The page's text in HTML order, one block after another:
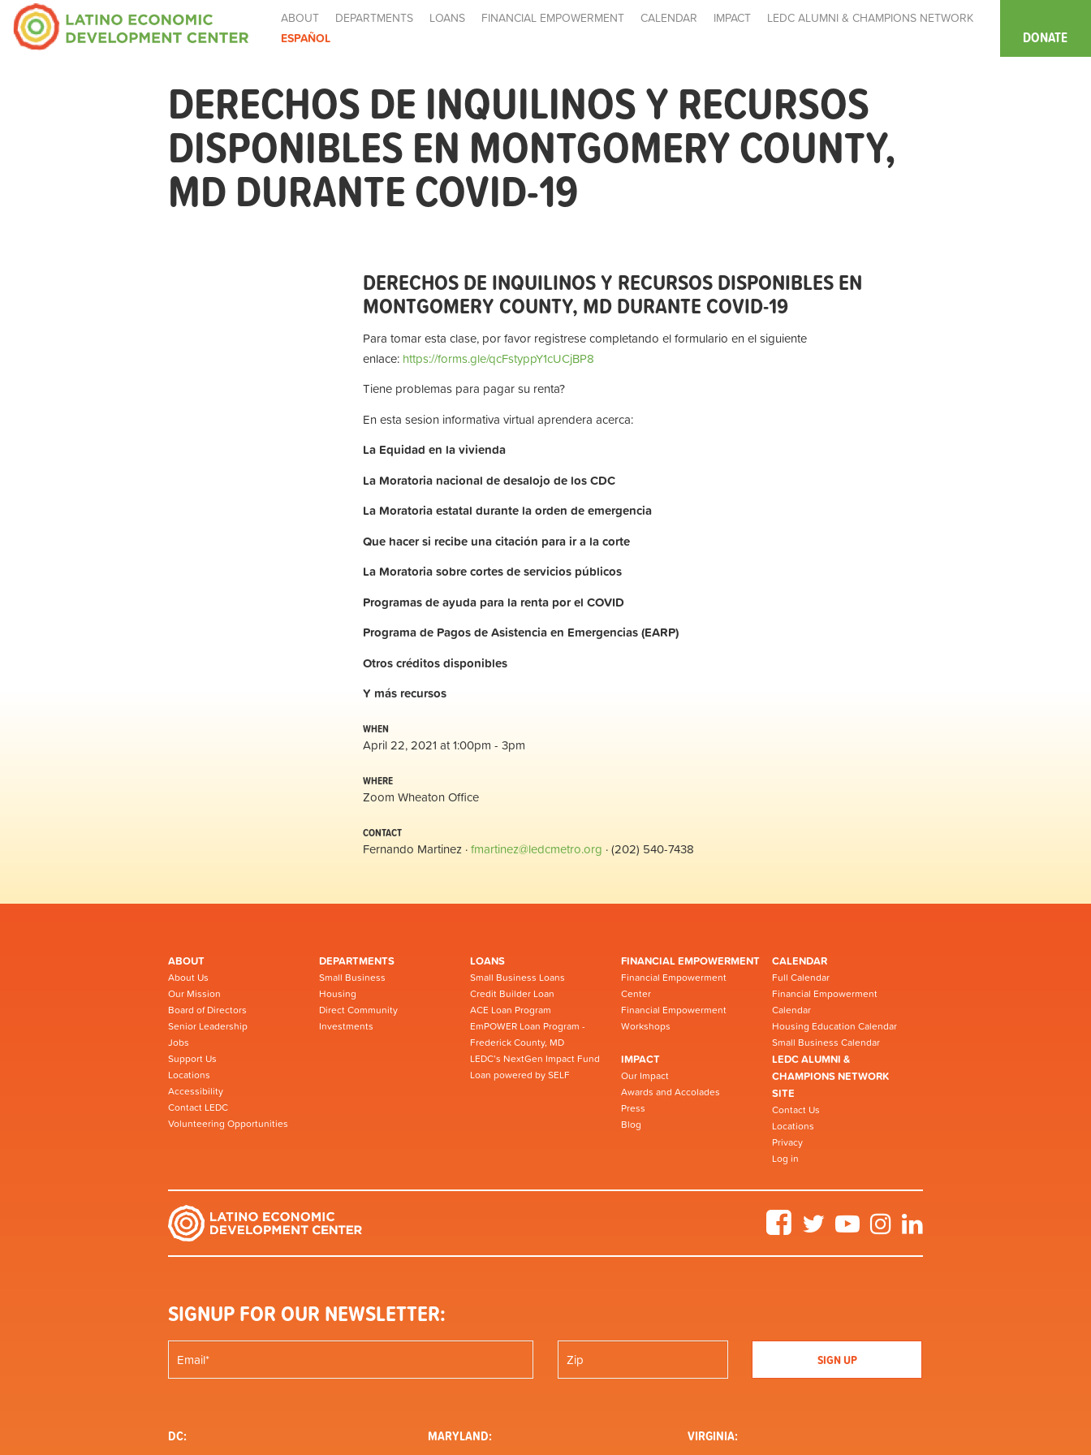
ABOUT DEPARTMENTS LOANS FINANCIAL EMPOWERMENT CALENDAR IMPACT
LEDC ALUMNI & CHAMPIONS NETWORK
ESPAÑOL
DONATE
DERECHOS DE INQUILINOS Y RECURSOS
DISPONIBLES EN MONTGOMERY COUNTY,
MD DURANTE COVID-19
DERECHOS DE INQUILINOS Y RECURSOS DISPONIBLES EN
MONTGOMERY COUNTY, MD DURANTE COVID-19
Para tomar esta clase, por favor registrese completando el formulario en el siguiente
enlace: https://forms.gle/qcFstyppY1cUCjBP8
Tiene problemas para pagar su renta?
En esta sesion informativa virtual aprendera acerca:
La Equidad en lavivienda
La Moratoria nacional de desalojo de los CDC
La Moratoriaestatal durante laorden deemergencia
Que hacer si recibe una citación para ir a la corte
La Moratoriasobrecortesdeservicios públicos
Programas de ayuda para la renta por el COVID
Programa de Pagos de Asistencia en Emergencias (EARP)
Otroscréditosdisponibles
Y más recursos
WHEN
April 22, 2021 at 1:00pm - 3pm
WHERE
Zoom Wheaton Office
CONTACT
Fernando Martinez ·fmartinez@ledcmetro.org · (202) 540-7438
ABOUT
About Us
Our Mission
Board of Directors
Senior Leadership
Jobs
Support Us
Locations
Accessibility
Contact LEDC
Volunteering Opportunities
DEPARTMENTS
Small Business
Housing
Direct Community
Investments
LOANS
Small Business Loans
Credit Builder Loan
ACE Loan Program
EmPOWER Loan Program -
Frederick County, MD
LEDC’s NextGen Impact Fund
Loan powered by SELF
FINANCIAL EMPOWERMENT
Financial Empowerment
Center
Financial Empowerment
Workshops
CALENDAR
Full Calendar
Financial Empowerment
Calendar
Housing Education Calendar
Small Business Calendar
IMPACT
Our Impact
Awards and Accolades
Press
Blog
LEDC ALUMNI &
CHAMPIONS NETWORK
SITE
Contact Us
Locations
Privacy
Log in
FacebookTwitter YouTubeInstagram
SIGNUP FOR OUR NEWSLETTER:
DC: MARYLAND: VIRGINIA: